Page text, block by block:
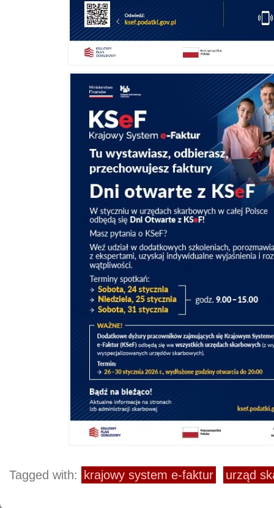
Tagged with: krajowy system e-faktur urząd